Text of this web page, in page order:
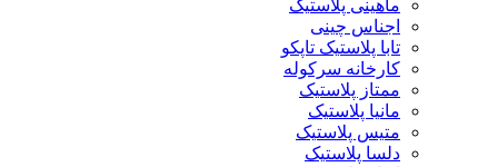
ماهینی پلاستیک
اجناس چینی
تابا پلاستیک تاپکو
کارخانه سرکوله
ممتاز پلاستیک
مانیا پلاستیک
متیس پلاستیک
دلسا پلاستیک